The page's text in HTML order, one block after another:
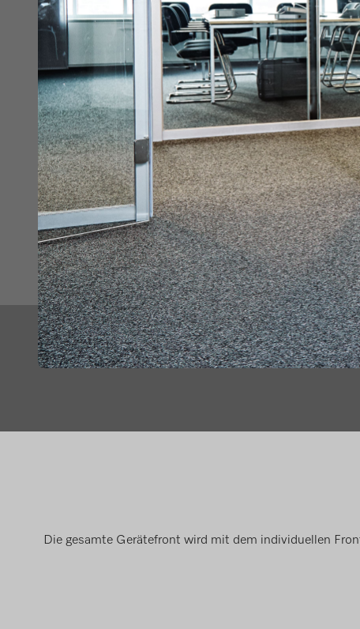
Die gesamte Gerätefront wird mit dem individuellen